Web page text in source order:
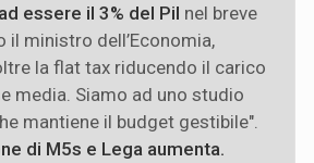
essere il 3% del Pil nel breve
il ministro dell’Economia,
la flat tax riducendo il carico
media. Siamo ad uno studio
mantiene il budget gestibile".
di M5s e Lega aumenta.